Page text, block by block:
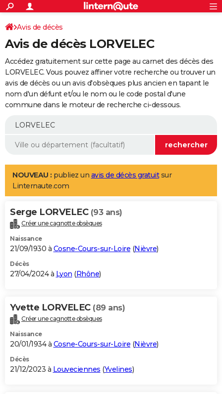
ACTUALITÉS
Politique
Société
Faits Divers
Education
Monde
Villes
+
SPORT
Coupe du monde 2026
Football
Tennis
Cyclisme
Rugby
Forum
Programme TV
TNTStreaming
Cinéma
Sorties cinéma
Musique
+
FINANCE
Retraite
Epargne
Immobilier
Risques naturels par ville
Banque
Assurance
AUTO
Essais
Réserver un essai
Citadines
Berlines
SUV
Forum auto
+
Mobiles
Meilleur smartphone
Internet
Ordinateurs
Jeux vidéo
Guide high-tech
Aménagement intérieur
LIFESTYLE
Art de vivre
Bien-être
Loisirs
Mode
Modes de vie
Alimentation
Guide de la santé
Maladies
Médicaments
Sommeil
VOYAGE
Destinations
City break
Voyage nature
Voyage de noces
Forum
Climat
+PHOTO
GUIDES D'ACHAT
BONS PLANS
Carte de Noël
Carte Bonne année
Carte Saint-Valentin
Carte Pâques
Carte d'anniversaire
DICTIONNAIRE
Dictionnaire
Biographies
Citations
Expressions
Proverbes
PROGRAMME TV
S'inscrire
Se connecter
Lycées
Collèges
Primaires
Universités
Entreprises
Service militaire
Avis de recherche
AVIS DE DÉCÈS
Avis de décès
Avis de décès LORVELEC
Accédez gratuitement sur cette page au carnet des décès des
LORVELEC. Vous pouvez affiner votre recherche ou trouver un
avis de décès ou un avis d'obsèques plus ancien en tapant le
nom d'un défunt et/ou le nom ou le code postal d'une
commune dans le moteur de recherche ci-dessous.
NOUVEAU : publiez un avis de décès gratuitsur
Linternaute.com
Serge LORVELEC (93 ans)
Créer une cagnotte obsèques
Naissance
21/09/1930 à Cosne-Cours-sur-Loire (Nièvre)
Décès
27/04/2024 à Lyon (Rhône)
Yvette LORVELEC (89 ans)
Créer une cagnotte obsèques
Naissance
20/01/1934 à Cosne-Cours-sur-Loire (Nièvre)
Décès
21/12/2023 à Louveciennes (Yvelines)